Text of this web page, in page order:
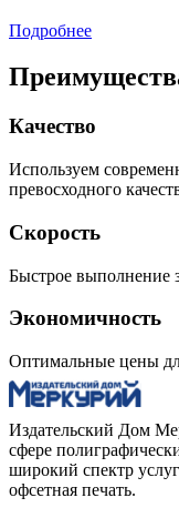
Подробнее
Качество
Используем
превосходного
Скорость
Быстрое выполнение
Экономичность
Оптимальные цены
Издательский Дом
сфере
широкий спектр
офсетная печать.